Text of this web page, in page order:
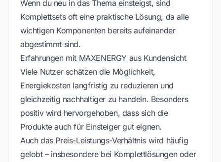
Wenn du neu in das Thema einsteigst, sind
Komplettsets oft eine praktische Lösung, da alle
wichtigen Komponenten bereits aufeinander
abgestimmt sind.
Erfahrungen mit MAXENERGY aus Kundensicht
Viele Nutzer schätzen die Möglichkeit,
Energiekosten langfristig zu reduzieren und
gleichzeitig nachhaltiger zu handeln. Besonders
positiv wird hervorgehoben, dass sich die
Produkte auch für Einsteiger gut eignen.
Auch das Preis-Leistungs-Verhältnis wird häufig
gelobt – insbesondere bei Komplettlösungen oder